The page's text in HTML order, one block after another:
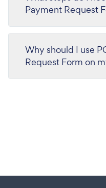
Payment Request
Why should I use
Request Form on